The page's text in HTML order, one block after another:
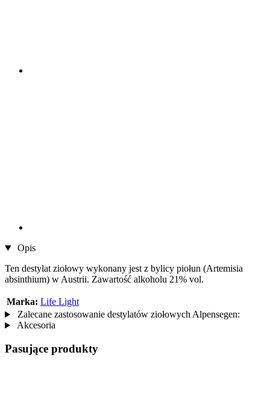
Opis
Ten destylat ziołowy wykonany jest z bylicy piołun (Artemisia
absinthium) w Austrii. Zawartość alkoholu 21% vol.
Marka: Life Light
Zalecane zastosowanie destylatów ziołowych Alpensegen:
Akcesoria
Pasujące produkty